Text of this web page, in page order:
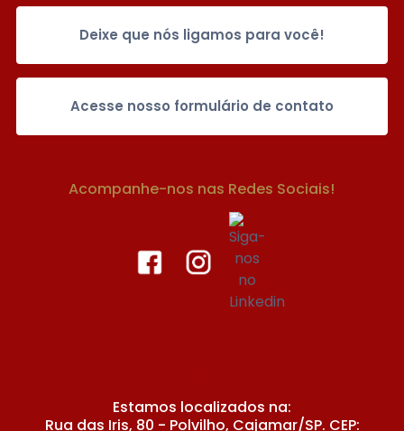
Deixe que nós ligamos para você!
Acesse nosso formulário de contato
Acompanhe-nos nas Redes Sociais!
Estamos localizados na:
Rua das Iris, 80 - Polvilho, Cajamar/SP. CEP: